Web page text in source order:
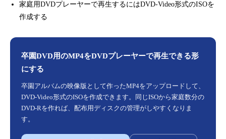
家庭用DVDプレーヤーで再生するにはDVD-Video形式のISOを
作成する
卒園DVD用のMP4をDVDプレーヤーで再生できる形
にする
卒園アルバムの映像版として作ったMP4をアップロードして、
DVD-Video形式のISOを作成できます。同じISOから家庭数分の
DVD-Rを作れば、配布用ディスクの管理がしやすくなりま
す。